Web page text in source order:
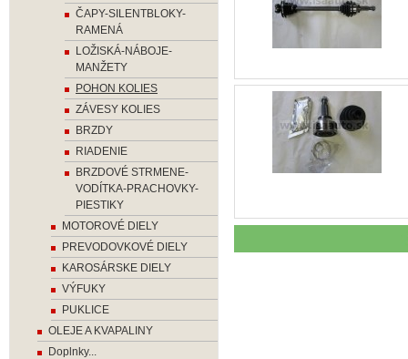
ČAPY-SILENTBLOKY-
RAMENÁ
LOŽISKÁ-NÁBOJE-
MANŽETY
POHON KOLIES
ZÁVESY KOLIES
BRZDY
RIADENIE
BRZDOVÉ STRMENE-
VODÍTKA-PRACHOVKY-
PIESTIKY
MOTOROVÉ DIELY
PREVODOVKOVÉ DIELY
KAROSÁRSKE DIELY
VÝFUKY
PUKLICE
OLEJE A KVAPALINY
Doplnky...